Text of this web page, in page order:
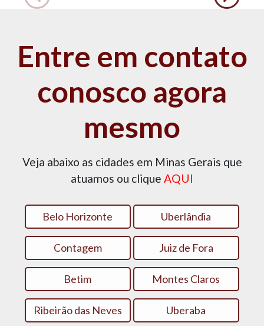
Entre em contato
conosco agora
mesmo
Veja abaixo as cidades em Minas Gerais que
atuamos ou clique AQUI
Belo Horizonte Uberlândia
Contagem Juiz de Fora
Betim Montes Claros
Ribeirão das Neves Uberaba